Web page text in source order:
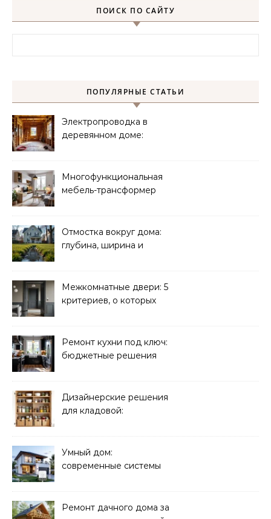
ПОИСК ПО САЙТУ
ПОПУЛЯРНЫЕ СТАТЬИ
Электропроводка в
деревянном доме:
Многофункциональная
мебель-трансформер
Отмостка вокруг дома:
глубина, ширина и
Межкомнатные двери: 5
критериев, о которых
Ремонт кухни под ключ:
бюджетные решения
Дизайнерские решения
для кладовой:
Умный дом:
современные системы
Ремонт дачного дома за